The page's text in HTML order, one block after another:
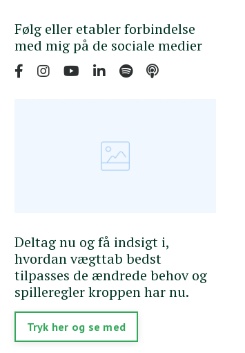
Følg eller etabler forbindelse
med mig på de sociale medier
Deltag nu og få indsigt i,
hvordan vægttab bedst
tilpasses de ændrede behov og
spilleregler kroppen har nu.
Tryk her og se med